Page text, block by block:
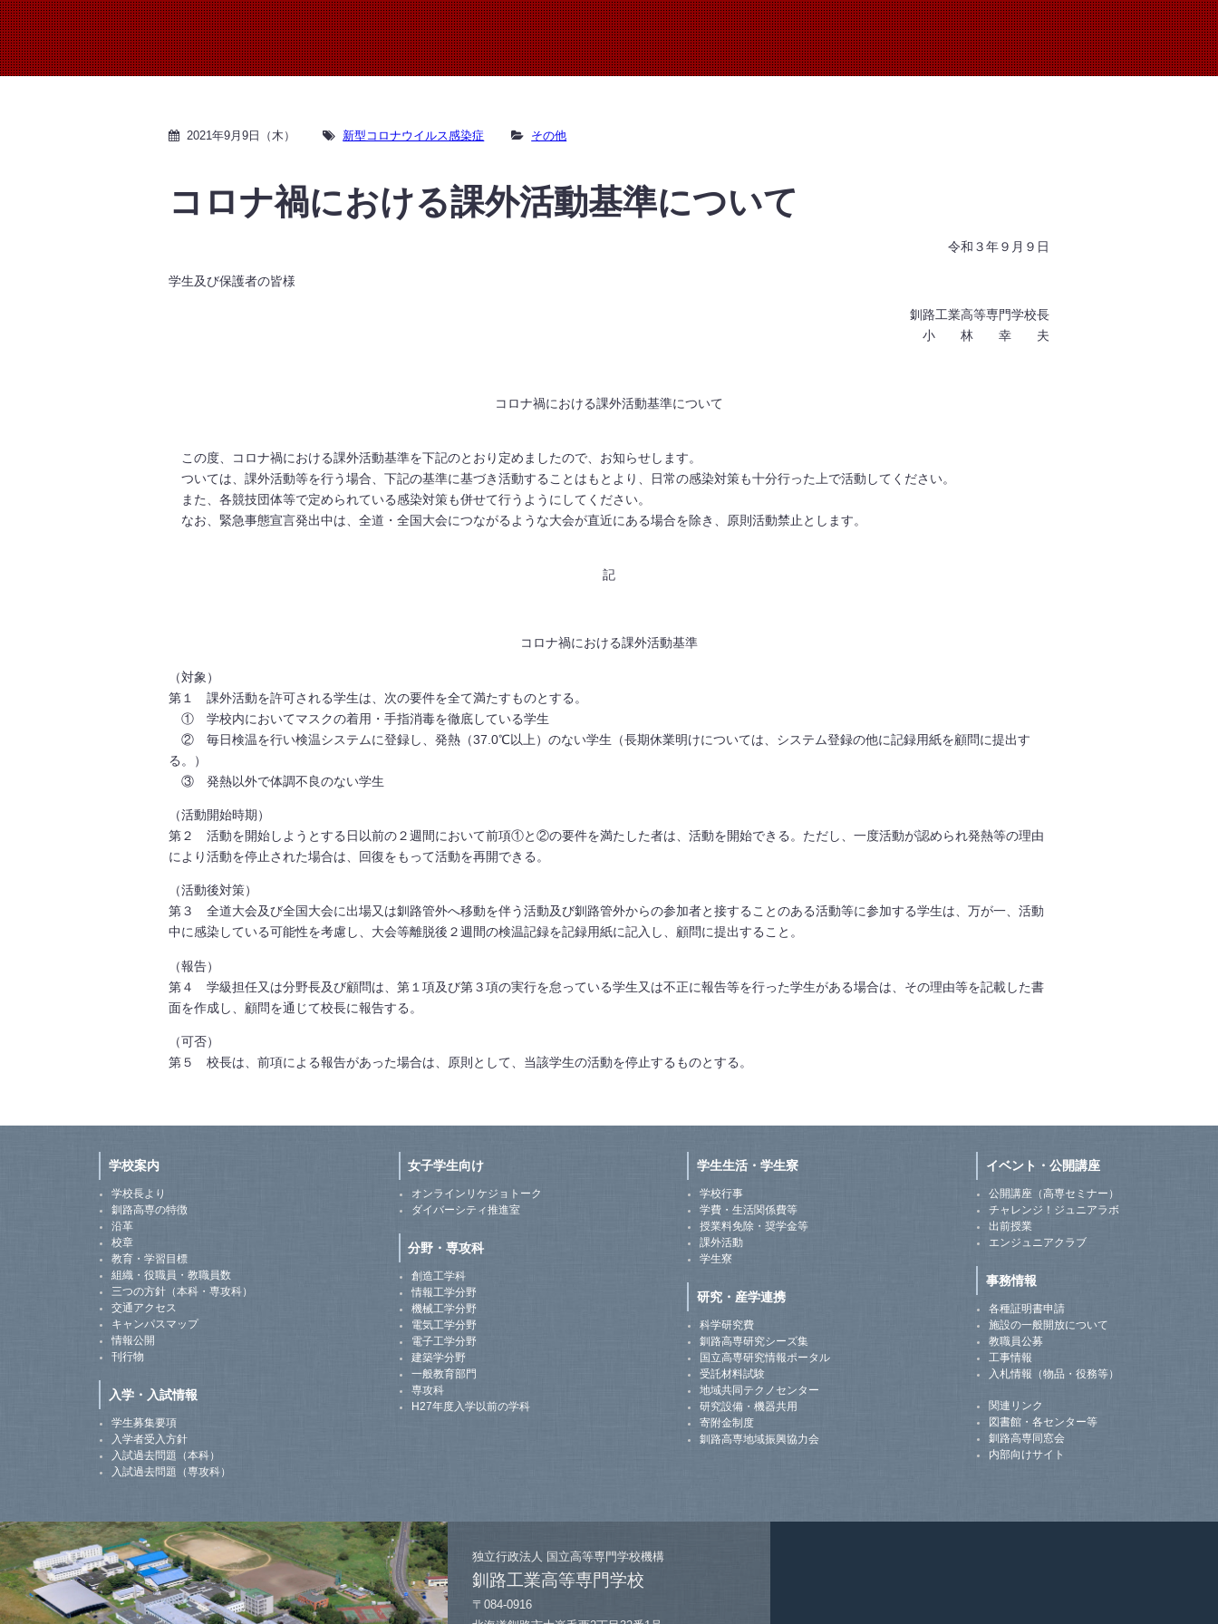
2021年9月9日（木） 新型コロナウイルス感染症 その他
コロナ禍における課外活動基準について
令和３年９月９日
学生及び保護者の皆様
釧路工業高等専門学校長
小 林 幸 夫
コロナ禍における課外活動基準について
この度、コロナ禍における課外活動基準を下記のとおり定めましたので、お知らせします。
ついては、課外活動等を行う場合、下記の基準に基づき活動することはもとより、日常の感染対策も十分行った上で活動してください。
また、各競技団体等で定められている感染対策も併せて行うようにしてください。
なお、緊急事態宣言発出中は、全道・全国大会につながるような大会が直近にある場合を除き、原則活動禁止とします。
記
コロナ禍における課外活動基準
（対象）
第１ 課外活動を許可される学生は、次の要件を全て満たすものとする。
① 学校内においてマスクの着用・手指消毒を徹底している学生
② 毎日検温を行い検温システムに登録し、発熱（37.0℃以上）のない学生（長期休業明けについては、システム登録の他に記録用紙を顧問に提出す
る。）
③ 発熱以外で体調不良のない学生
（活動開始時期）
第２ 活動を開始しようとする日以前の２週間において前項①と②の要件を満たした者は、活動を開始できる。ただし、一度活動が認められ発熱等の理由
により活動を停止された場合は、回復をもって活動を再開できる。
（活動後対策）
第３ 全道大会及び全国大会に出場又は釧路管外へ移動を伴う活動及び釧路管外からの参加者と接することのある活動等に参加する学生は、万が一、活動
中に感染している可能性を考慮し、大会等離脱後２週間の検温記録を記録用紙に記入し、顧問に提出すること。
（報告）
第４ 学級担任又は分野長及び顧問は、第１項及び第３項の実行を怠っている学生又は不正に報告等を行った学生がある場合は、その理由等を記載した書
面を作成し、顧問を通じて校長に報告する。
（可否）
第５ 校長は、前項による報告があった場合は、原則として、当該学生の活動を停止するものとする。
学校案内
学校長より
釧路高専の特徴
沿革
校章
教育・学習目標
組織・役職員・教職員数
三つの方針（本科・専攻科）
交通アクセス
キャンパスマップ
情報公開
刊行物
入学・入試情報
学生募集要項
入学者受入方針
入試過去問題（本科）
入試過去問題（専攻科）
女子学生向け
オンラインリケジョトーク
ダイバーシティ推進室
分野・専攻科
創造工学科
情報工学分野
機械工学分野
電気工学分野
電子工学分野
建築学分野
一般教育部門
専攻科
H27年度入学以前の学科
学生生活・学生寮
学校行事
学費・生活関係費等
授業料免除・奨学金等
課外活動
学生寮
研究・産学連携
科学研究費
釧路高専研究シーズ集
国立高専研究情報ポータル
受託材料試験
地域共同テクノセンター
研究設備・機器共用
寄附金制度
釧路高専地域振興協力会
イベント・公開講座
公開講座（高専セミナー）
チャレンジ！ジュニアラボ
出前授業
エンジュニアクラブ
事務情報
各種証明書申請
施設の一般開放について
教職員公募
工事情報
入札情報（物品・役務等）
関連リンク
図書館・各センター等
釧路高専同窓会
内部向けサイト
独立行政法人 国立高等専門学校機構
釧路工業高等専門学校
〒084-0916